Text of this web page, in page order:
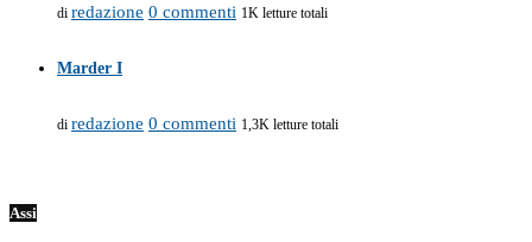
di redazione 0 commenti 1K letture totali
Marder I
di redazione 0 commenti 1,3K letture totali
Assi